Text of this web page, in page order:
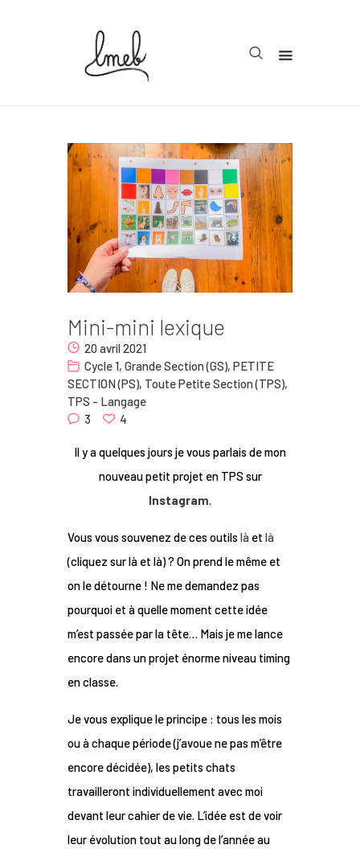
Organisation
Teachcollab
La communauté
Contact
Mini-mini lexique
20 avril 2021
Cycle 1, Grande Section (GS), PETITE
SECTION (PS), Toute Petite Section (TPS),
TPS - Langage
3
4
Il y a quelques jours je vous parlais de mon
nouveau petit projet en TPS sur
Instagram.
Vous vous souvenez de ces outils là et là
(cliquez sur là et là) ? On prend le même et
on le détourne ! Ne me demandez pas
pourquoi et à quelle moment cette idée
m’est passée par la tête… Mais je me lance
encore dans un projet énorme niveau timing
en classe.
Je vous explique le principe : tous les mois
ou à chaque période (j’avoue ne pas m’être
encore décidée), les petits chats
travailleront individuellement avec moi
devant leur cahier de vie. L’idée est de voir
leur évolution tout au long de l’année au